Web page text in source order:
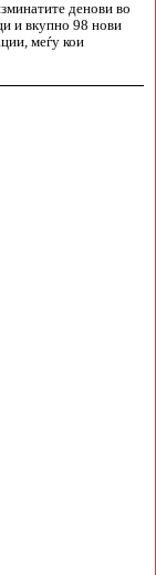
денови во
и вкупно 98 нови
меѓу кои